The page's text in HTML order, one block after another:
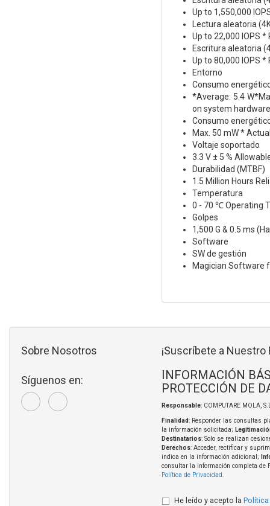
Up to 1,550,000
Lectura aleatoria
Up to 22,000 IOPS
Escritura aleatoria
Up to 80,000 IOPS
Entorno
Consumo
*Average: 5.4
on system
Consumo
Max. 50 mW *
Voltaje soportado
3.3 V ± 5 %
Durabilidad (MTBF)
1.5 Million Hours
Temperatura
0 - 70 ℃ Operating
Golpes
1,500 G & 0.5 ms
Software
SW de gestión
Magician Software
Sobre Nosotros
Síguenos en:
¡Suscríbete a Nuestro
INFORMACIÓN
PROTECCIÓN DE
Responsable: COMPUTARE MOLA,
Finalidad: Responder las consultas
la información solicitada;
Destinatarios: Solo se realizan
Derechos: Acceder, rectificar y
indica en la información adicional;
consultar la información completa de
Política de Privacidad
He leído y acepto la Política